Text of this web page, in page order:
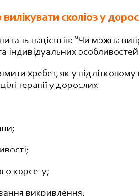
сколіоз у
пацієнтів: “Чи можна
індивідуальних особливостей
хребет, як у
терапії у дорослих:
корсету;
викривлення.